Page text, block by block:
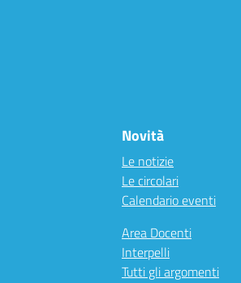
Novità
Le notizie
Le circolari
Calendario eventi
Area Docenti
Interpelli
Tutti gli argomenti